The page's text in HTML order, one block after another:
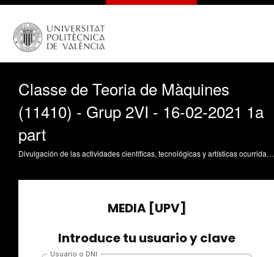
Classe de Teoria de Màquines
(11410) - Grup 2VI - 16-02-2021 1a
part
Divulgación de las actividades científicas, tecnológicas y artísticas ocurridas en los tres campus de la UPV